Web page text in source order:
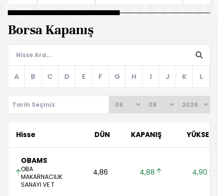
Borsa Kapanış
A B C D E F G H I J K L
Tarih Seçiniz
Hisse DÜN KAPANIŞ YÜKSEK
OBAMS
OBA
MAKARNACILIK
SANAYI VE T
4,86 4,88 4,90